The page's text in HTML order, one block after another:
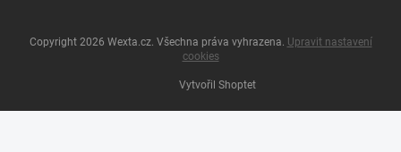
Vytvořil Shoptet
Copyright 2026 Wexta.cz. Všechna práva vyhrazena. Upravit nastavení
cookies